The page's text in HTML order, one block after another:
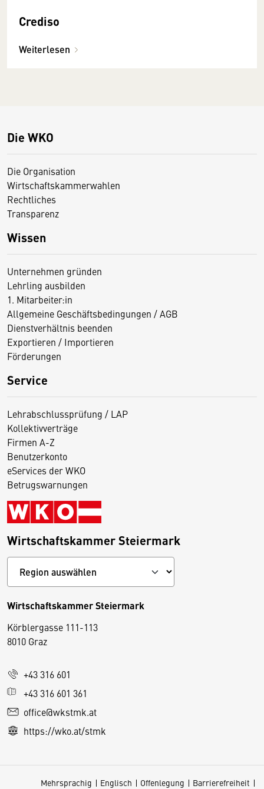
Crediso
Weiterlesen
Die WKO
Die Organisation
Wirtschaftskammerwahlen
Rechtliches
Transparenz
Wissen
Unternehmen gründen
Lehrling ausbilden
1. Mitarbeiter:in
Allgemeine Geschäftsbedingungen / AGB
Dienstverhältnis beenden
Exportieren / Importieren
Förderungen
Service
Lehrabschlussprüfung / LAP
Kollektivverträge
Firmen A-Z
Benutzerkonto
eServices der WKO
Betrugswarnungen
Wirtschaftskammer Steiermark
Wirtschaftskammer Steiermark
Körblergasse 111-113
8010 Graz
+43 316 601
+43 316 601 361
office@wkstmk.at
https://wko.at/stmk
Mehrsprachig Englisch Offenlegung Barrierefreiheit
D
i
s
e
S
e